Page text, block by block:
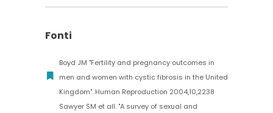
Fonti
Boyd JM "Fertility and pregnancy outcomes in
men and women with cystic fibrosis in the United
Kingdom". Human Reproduction 2004,10,2238
Sawyer SM et all. "A survey of sexual and